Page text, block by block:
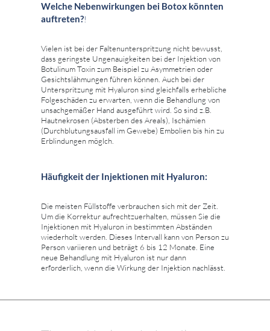
Welche Nebenwirkungen bei Botox könnten
auftreten?!
Vielen ist bei der Faltenunterspritzung nicht bewusst,
dass geringste Ungenauigkeiten bei der Injektion von
Botulinum Toxin zum Beispiel zu Asymmetrien oder
Gesichtslähmungen führen können. Auch bei der
Unterspritzung mit Hyaluron sind gleichfalls erhebliche
Folgeschäden zu erwarten, wenn die Behandlung von
unsachgemäßer Hand ausgeführt wird. So sind z.B.
Hautnekrosen (Absterben des Areals), Ischämien
(Durchblutungsausfall im Gewebe) Embolien bis hin zu
Erblindungen möglch.
Häufigkeit der Injektionen mit Hyaluron:
Die meisten Füllstoffe verbrauchen sich mit der Zeit.
Um die Korrektur aufrechtzuerhalten, müssen Sie die
Injektionen mit Hyaluron in bestimmten Abständen
wiederholt werden. Dieses Intervall kann von Person zu
Person variieren und beträgt 6 bis 12 Monate. Eine
neue Behandlung mit Hyaluron ist nur dann
erforderlich, wenn die Wirkung der Injektion nachlässt.